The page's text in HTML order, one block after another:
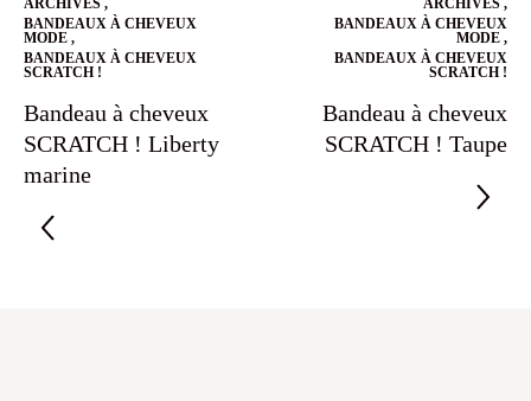
ARCHIVES ,
BANDEAUX À CHEVEUX
MODE ,
BANDEAUX À CHEVEUX
SCRATCH !
Bandeau à cheveux
SCRATCH ! Liberty
marine
ARCHIVES ,
BANDEAUX À CHEVEUX
MODE ,
BANDEAUX À CHEVEUX
SCRATCH !
Bandeau à cheveux
SCRATCH ! Taupe